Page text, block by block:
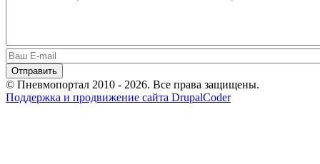
© Пневмопортал 2010 - 2026. Все права защищены.
Поддержка и продвижение сайта DrupalCoder